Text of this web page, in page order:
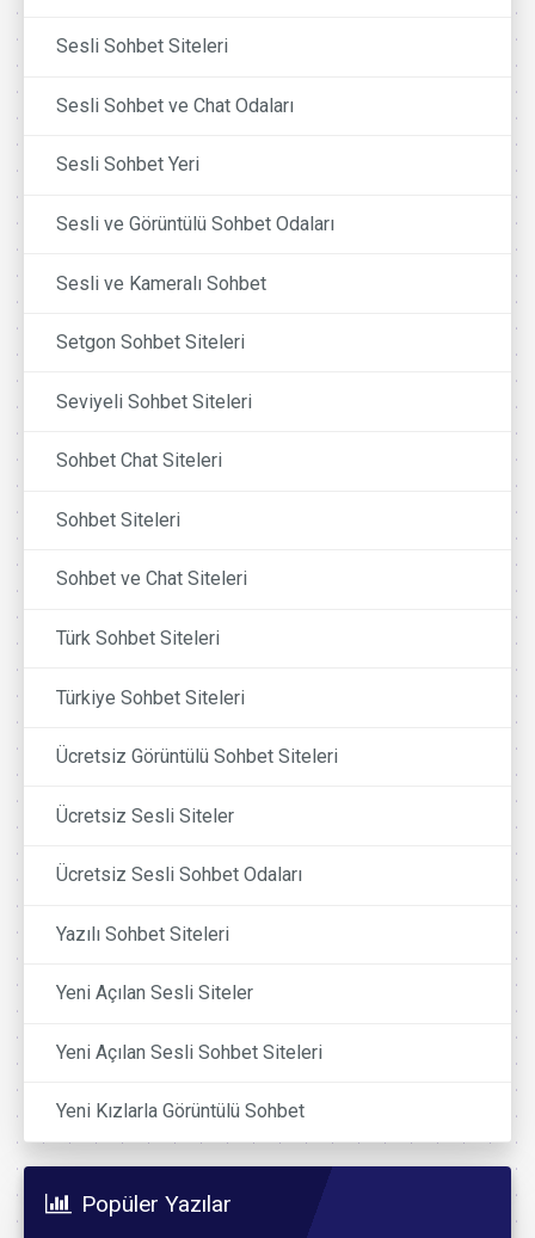
Sesli Sohbet Siteleri
Sesli Sohbet ve Chat Odaları
Sesli Sohbet Yeri
Sesli ve Görüntülü Sohbet Odaları
Sesli ve Kameralı Sohbet
Setgon Sohbet Siteleri
Seviyeli Sohbet Siteleri
Sohbet Chat Siteleri
Sohbet Siteleri
Sohbet ve Chat Siteleri
Türk Sohbet Siteleri
Türkiye Sohbet Siteleri
Ücretsiz Görüntülü Sohbet Siteleri
Ücretsiz Sesli Siteler
Ücretsiz Sesli Sohbet Odaları
Yazılı Sohbet Siteleri
Yeni Açılan Sesli Siteler
Yeni Açılan Sesli Sohbet Siteleri
Yeni Kızlarla Görüntülü Sohbet
Popüler Yazılar